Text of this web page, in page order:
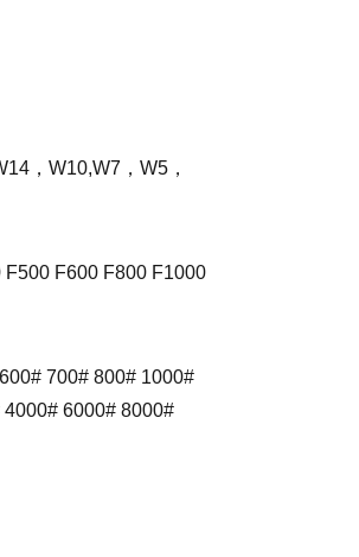
， W10,W7 ， W5 ，
F600 F800 F1000
700# 800# 1000#
6000# 8000#